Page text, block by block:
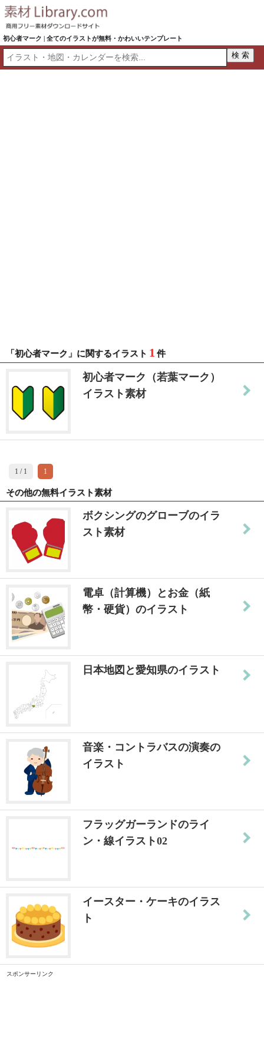
初心者マーク | 全てのイラストが無料・かわいいテンプレート
「初心者マーク」に関するイラスト 1 件
初心者マーク（若葉マーク）
イラスト素材
1 / 1 1
その他の無料イラスト素材
ボクシングのグローブのイラ
スト素材
電卓（計算機）とお金（紙
幣・硬貨）のイラスト
日本地図と愛知県のイラスト
音楽・コントラバスの演奏の
イラスト
フラッグガーランドのライ
ン・線イラスト02
イースター・ケーキのイラス
ト
スポンサーリンク